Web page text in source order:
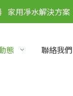
家用凈水解決方案
態 聯絡我們